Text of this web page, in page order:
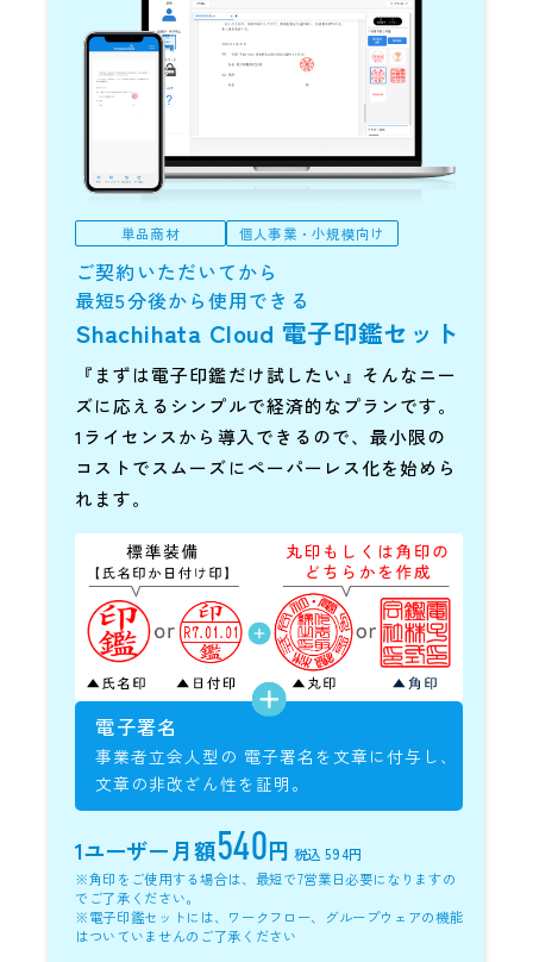
単品商材 個人事業・小規模向け
ご契約いただいてから
最短5分後から使用できる
Shachihata Cloud 電子印鑑セット
『まずは電子印鑑だけ試したい』そんなニー
ズに応えるシンプルで経済的なプランです。
1ライセンスから導入できるので、最小限の
コストでスムーズにペーパーレス化を始めら
れます。
電子署名
事業者立会人型の 電子署名を文章に付与し、
文章の非改ざん性を証明。
1ユーザー月額540円 税込 594円
※角印をご使用する場合は、最短で7営業日必要になりますの
でご了承ください。
※電子印鑑セットには、ワークフロー、グループウェアの機能
はついていませんのご了承ください